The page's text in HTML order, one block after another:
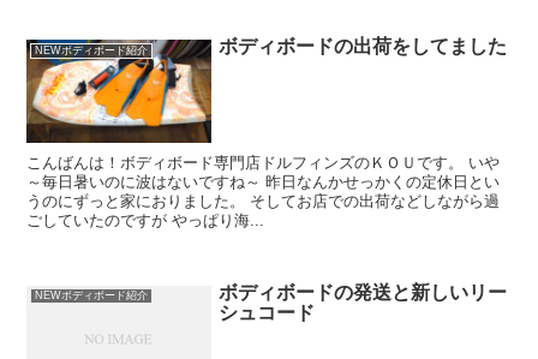
NEWボディボード紹介 ボディボードの出荷をしてました
こんばんは！ボディボード専門店ドルフィンズのＫＯＵです。 いや
～毎日暑いのに波はないですね～ 昨日なんかせっかくの定休日とい
うのにずっと家におりました。 そしてお店での出荷などしながら過
ごしていたのですが やっぱり海...
NEWボディボード紹介
ボディボードの発送と新しいリー
シュコード